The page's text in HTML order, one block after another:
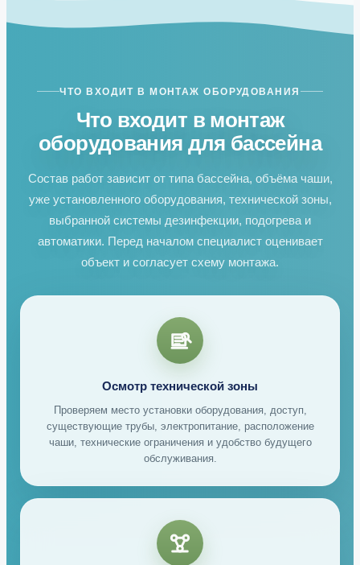
ЧТО ВХОДИТ В МОНТАЖ ОБОРУДОВАНИЯ
Что входит в монтаж
оборудования для бассейна
Состав работ зависит от типа бассейна, объёма чаши,
уже установленного оборудования, технической зоны,
выбранной системы дезинфекции, подогрева и
автоматики. Перед началом специалист оценивает
объект и согласует схему монтажа.
Осмотр технической зоны
Проверяем место установки оборудования, доступ,
существующие трубы, электропитание, расположение
чаши, технические ограничения и удобство будущего
обслуживания.